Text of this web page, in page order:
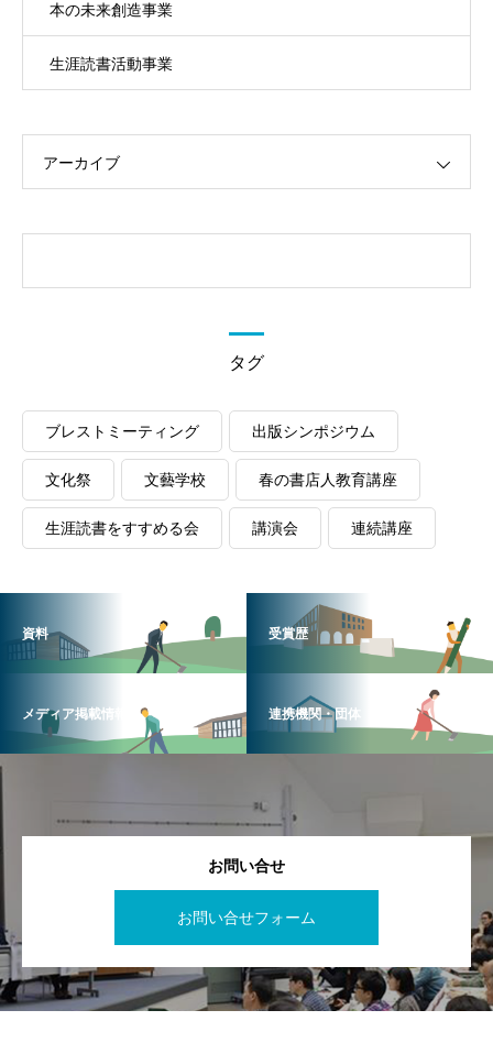
本の未来創造事業
生涯読書活動事業
アーカイブ
タグ
ブレストミーティング 出版シンポジウム
文化祭 文藝学校 春の書店人教育講座
生涯読書をすすめる会 講演会 連続講座
資料 受賞歴
メディア掲載情報 連携機関・団体
お問い合せ
お問い合せフォーム